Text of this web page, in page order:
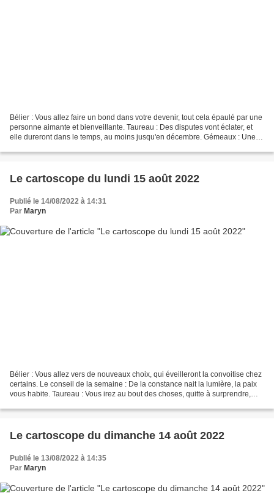
Bélier : Vous allez faire un bond dans votre devenir, tout cela épaulé par une
personne aimante et bienveillante. Taureau : Des disputes vont éclater, et
elle dureront dans le temps, au moins jusqu'en décembre. Gémeaux : Une
Le cartoscope du lundi 15 août 2022
Publié le 14/08/2022 à 14:31
Par Maryn
Bélier : Vous allez vers de nouveaux choix, qui éveilleront la convoitise chez
certains. Le conseil de la semaine : De la constance nait la lumière, la paix
vous habite. Taureau : Vous irez au bout des choses, quitte à surprendre,
Le cartoscope du dimanche 14 août 2022
Publié le 13/08/2022 à 14:35
Par Maryn